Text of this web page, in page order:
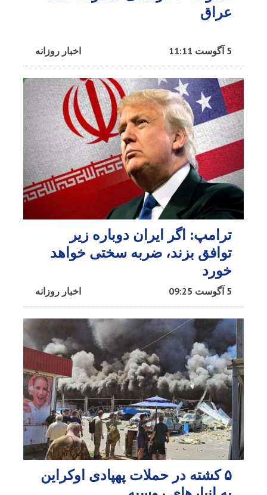
عراق
اخبار روزانه 5 آگوست 11:11
ترامپ: اگر ایران دوباره زیر
توافق بزند، ضربه سختی خواهد
خورد
اخبار روزانه 5 آگوست 09:25
۵ کشته در حملات پهپادی اوکراین